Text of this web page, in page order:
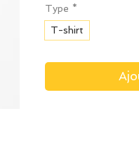
Type *
T-shirt